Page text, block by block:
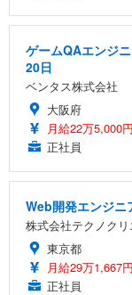
ゲームQAエンジ
20日
ベンタス株式会社
大阪府
月給22万5,000
正社員
Web開発エンジニ
株式会社テクノク
東京都
月給29万1,667
正社員